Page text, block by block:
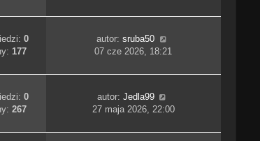
0
177
autor:sruba50
07 cze 2026, 18:21
0
267
autor: Jedla99
27 maja 2026, 22:00